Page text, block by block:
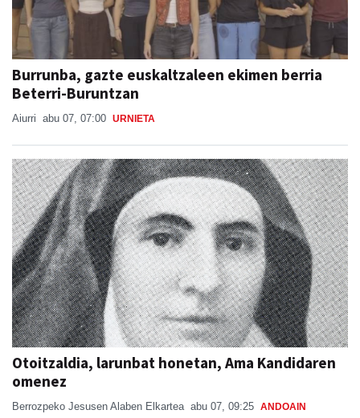
Burrunba, gazte euskaltzaleen ekimen berria
Beterri-Buruntzan
Aiurri abu 07, 07:00 URNIETA
Otoitzaldia, larunbat honetan, Ama Kandidaren
omenez
Berrozpeko Jesusen Alaben Elkartea abu 07, 09:25 ANDOAIN